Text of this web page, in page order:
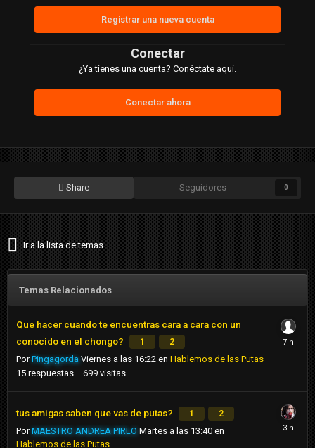
Registrar una nueva cuenta
Conectar
¿Ya tienes una cuenta? Conéctate aquí.
Conectar ahora
Share Seguidores 0
Ir a la lista de temas
Temas Relacionados
Que hacer cuando te encuentras cara a cara con un
conocido en el chongo?
1 2
PorPingagorda Viernes a las 16:22 en Hablemos de las Putas
15 respuestas 699 visitas
tus amigas saben que vas de putas? 1 2
PorMAESTRO ANDREA PIRLO Martes a las 13:40 en
Hablemos de las Putas